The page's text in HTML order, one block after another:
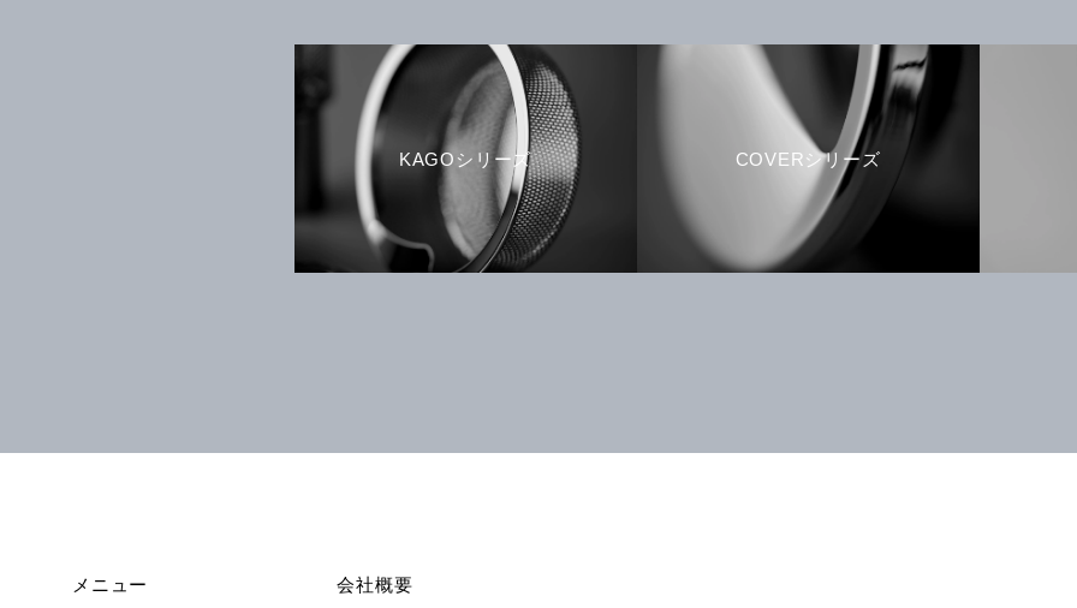
KAGOシリーズ COVERシリーズ
会社概要
メニュー